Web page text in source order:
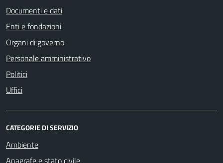
Documenti e dati
Enti e fondazioni
Organi di governo
Personale amministrativo
Politici
Uffici
CATEGORIE DI SERVIZIO
Ambiente
Anagrafe e stato civile